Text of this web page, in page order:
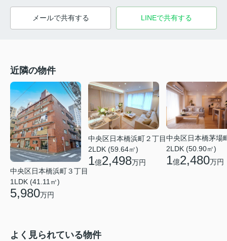
メールで共有する LINEで共有する
近隣の物件
中央区日本橋浜町３丁目
1LDK (41.11㎡)
5,980万円
中央区日本橋浜町２丁目
2LDK (59.64㎡)
1億2,498万円
中央区日本橋茅場
2LDK (50.90㎡)
1億2,480万円
よく見られている物件